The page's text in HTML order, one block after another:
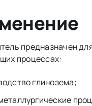
предназначен
процессах:
глинозема;